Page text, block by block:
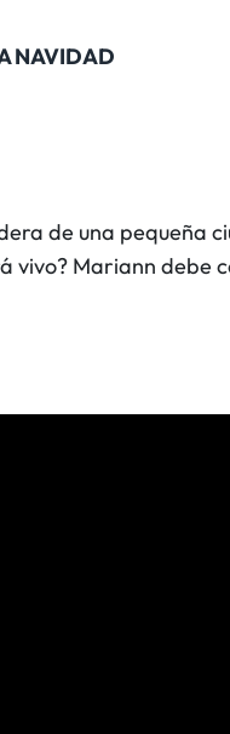
NAVIDAD
de una pequeña
vivo? Mariann debe